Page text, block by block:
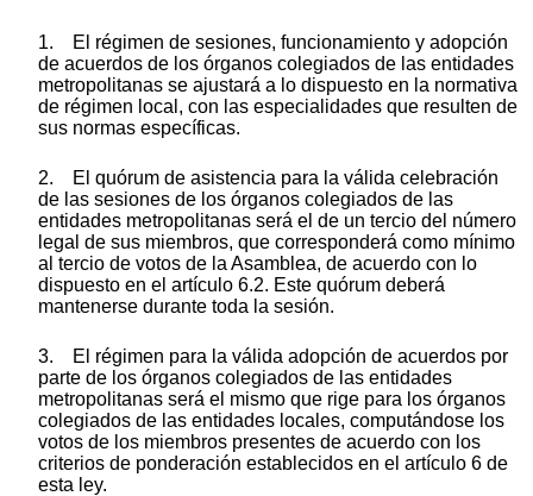
1. El régimen de sesiones, funcionamiento y adopción
de acuerdos de los órganos colegiados de las entidades
metropolitanas se ajustará a lo dispuesto en la normativa
de régimen local, con las especialidades que resulten de
sus normas específicas.
2. El quórum de asistencia para la válida celebración
de las sesiones de los órganos colegiados de las
entidades metropolitanas será el de un tercio del número
legal de sus miembros, que corresponderá como mínimo
al tercio de votos de la Asamblea, de acuerdo con lo
dispuesto en el artículo 6.2. Este quórum deberá
mantenerse durante toda la sesión.
3. El régimen para la válida adopción de acuerdos por
parte de los órganos colegiados de las entidades
metropolitanas será el mismo que rige para los órganos
colegiados de las entidades locales, computándose los
votos de los miembros presentes de acuerdo con los
criterios de ponderación establecidos en el artículo 6 de
esta ley.